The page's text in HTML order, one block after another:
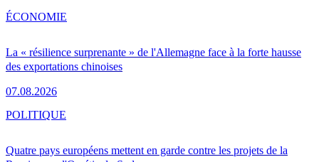
La « résilience surprenante » de l'Allemagne face à la forte hausse
des exportations chinoises
07.08.2026
ÉCONOMIE
Quatre pays européens mettent en garde contre les projets de la
POLITIQUE